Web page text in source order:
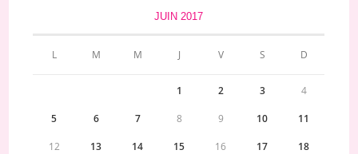
JUIN 2017
L M M J V S D
1 2 3 4
5 6 7 8 9 10 11
12 13 14 15 16 17 18